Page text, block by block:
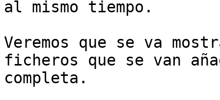
al mismo tiempo.
Veremos que se va
ficheros que se van
completa.